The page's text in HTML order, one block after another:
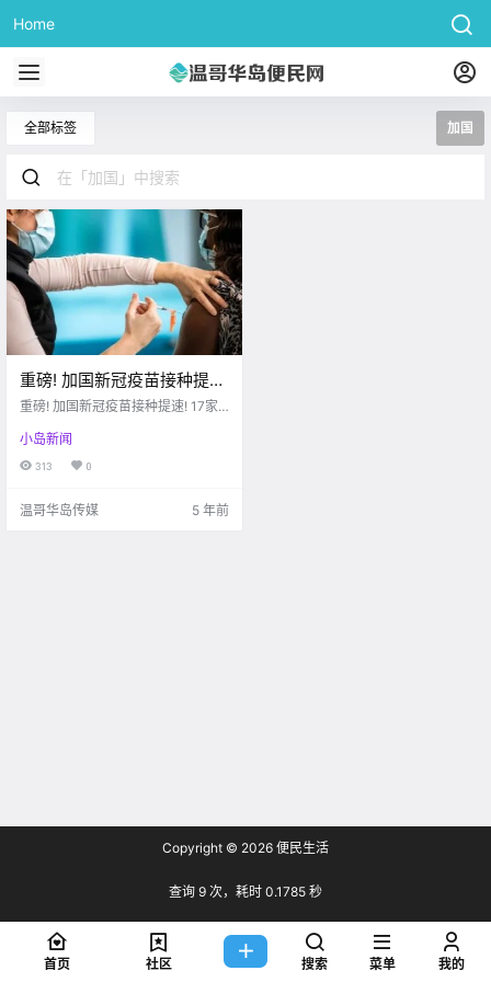
Home
全部标签 加国
重磅! 加国新冠疫苗接种提
速! 17家Costco开放预约 BC
重磅! 加国新冠疫苗接种提速! 17家C
小岛新闻
313 0
温哥华岛传媒 5 年前
Copyright © 2026 便民生活
查询 9 次，耗时 0.1785 秒
首页 社区 搜索 菜单 我的